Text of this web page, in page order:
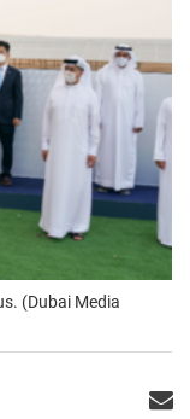
(Dubai Media